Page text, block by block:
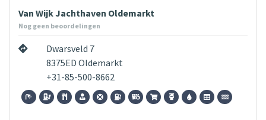
Van Wijk Jachthaven Oldemarkt
Nog geen beoordelingen
Dwarsveld 7
8375ED Oldemarkt
+31-85-500-8662